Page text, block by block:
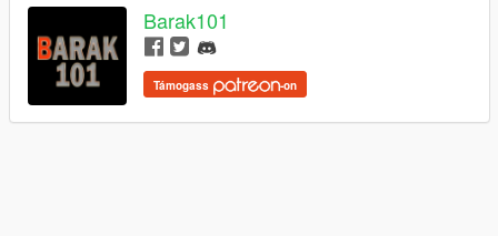
Barak101
Támogass -on